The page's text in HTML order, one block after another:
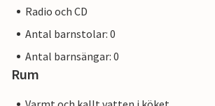
Radio och CD
Antal barnstolar: 0
Antal barnsängar: 0
Rum